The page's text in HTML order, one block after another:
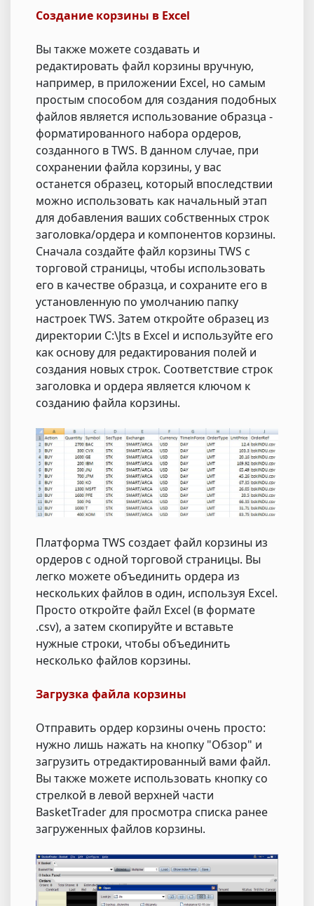
Создание корзины в Excel
Вы также можете создавать и
редактировать файл корзины вручную,
например, в приложении Excel, но самым
простым способом для создания подобных
файлов является использование образца -
форматированного набора ордеров,
созданного в TWS. В данном случае, при
сохранении файла корзины, у вас
останется образец, который впоследствии
можно использовать как начальный этап
для добавления ваших собственных строк
заголовка/ордера и компонентов корзины.
Сначала создайте файл корзины TWS с
торговой страницы, чтобы использовать
его в качестве образца, и сохраните его в
установленную по умолчанию папку
настроек TWS. Затем откройте образец из
директории C:\Jts в Excel и используйте его
как основу для редактирования полей и
создания новых строк. Соответствие строк
заголовка и ордера является ключом к
созданию файла корзины.
Платформа TWS создает файл корзины из
ордеров с одной торговой страницы. Вы
легко можете объединить ордера из
нескольких файлов в один, используя Excel.
Просто откройте файл Excel (в формате
.csv), а затем скопируйте и вставьте
нужные строки, чтобы объединить
несколько файлов корзины.
Загрузка файла корзины
Отправить ордер корзины очень просто:
нужно лишь нажать на кнопку "Обзор" и
загрузить отредактированный вами файл.
Вы также можете использовать кнопку со
стрелкой в левой верхней части
BasketTrader для просмотра списка ранее
загруженных файлов корзины.